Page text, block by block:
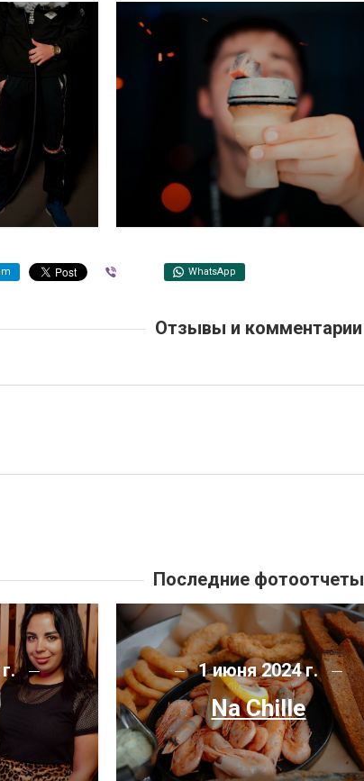
WhatsApp
Отзывы и комментарии
Последние фотоотчеты
г. 1 июня 2024 г.
Na Chille